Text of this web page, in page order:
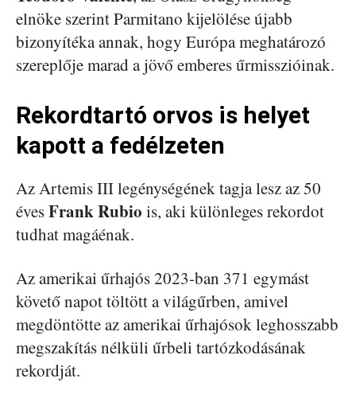
elnöke szerint Parmitano kijelölése újabb
bizonyítéka annak, hogy Európa meghatározó
szereplője marad a jövő emberes űrmisszióinak.
Rekordtartó orvos is helyet
kapott a fedélzeten
Az Artemis III legénységének tagja lesz az 50
évesFrank Rubio is, aki különleges rekordot
tudhat magáénak.
Az amerikai űrhajós 2023-ban 371 egymást
követő napot töltött a világűrben, amivel
megdöntötte az amerikai űrhajósok leghosszabb
megszakítás nélküli űrbeli tartózkodásának
rekordját.